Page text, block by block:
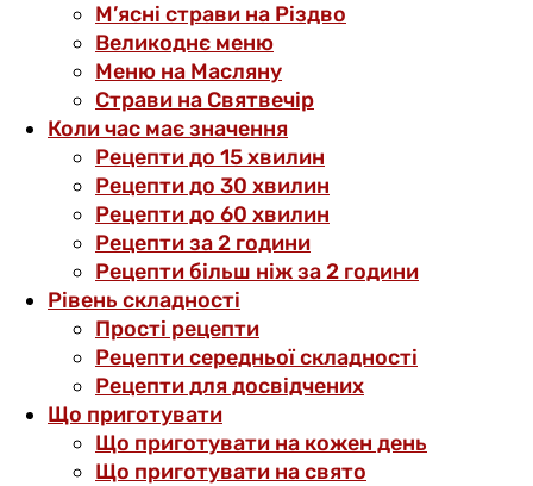
М’ясні страви на Різдво
Великоднє меню
Меню на Масляну
Страви на Святвечір
Коли час має значення
Рецепти до 15 хвилин
Рецепти до 30 хвилин
Рецепти до 60 хвилин
Рецепти за 2 години
Рецепти більш ніж за 2 години
Рівень складності
Прості рецепти
Рецепти середньої складності
Рецепти для досвідчених
Що приготувати
Що приготувати на кожен день
Що приготувати на свято